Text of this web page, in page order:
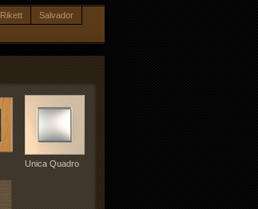
Rikett
Salvador
Unica Quadro